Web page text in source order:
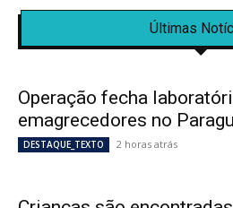
Últimas
Operação fecha
emagrecedores no
DESTAQUE_TEXTO 2 horas atrás